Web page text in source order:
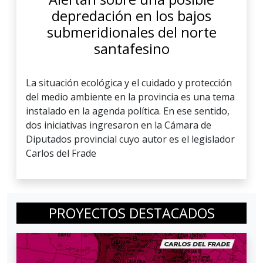
depredación en los bajos
submeridionales del norte
santafesino
La situación ecológica y el cuidado y protección
del medio ambiente en la provincia es una tema
instalado en la agenda política. En ese sentido,
dos iniciativas ingresaron en la Cámara de
Diputados provincial cuyo autor es el legislador
Carlos del Frade
PROYECTOS DESTACADOS